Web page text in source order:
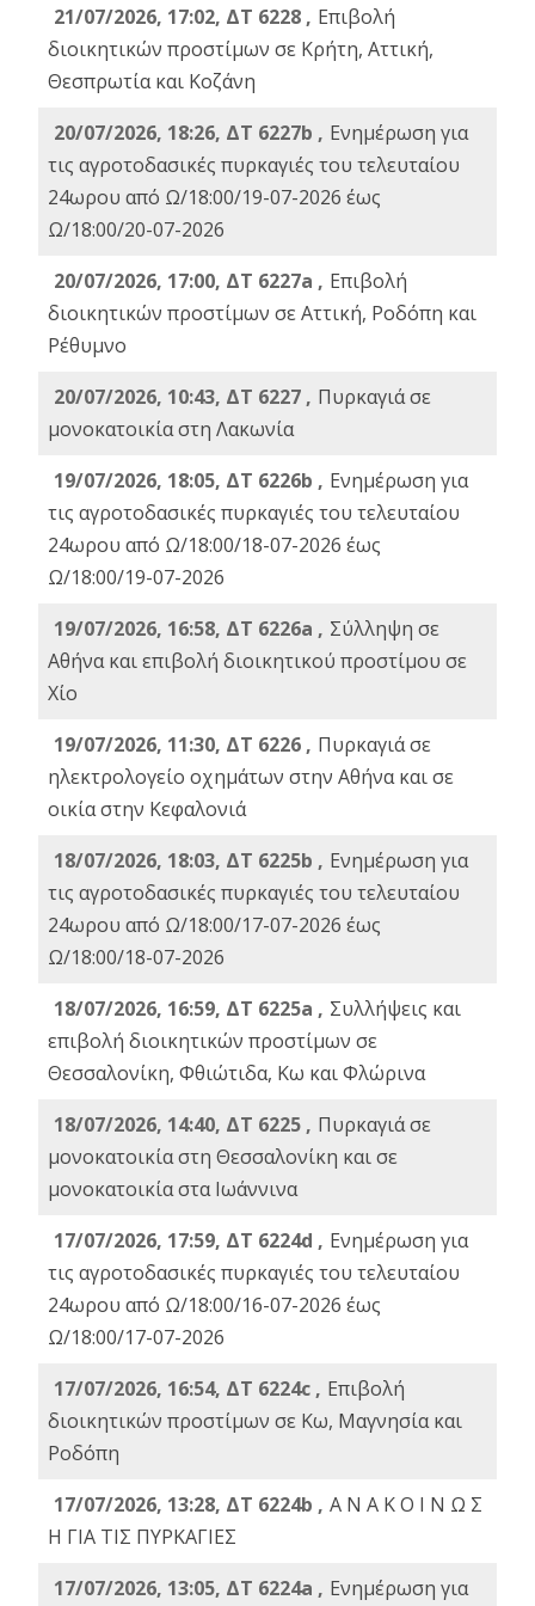
21/07/2026, 17:02, ΔΤ 6228 , Επιβολή
διοικητικών προστίμων σε Κρήτη, Αττική,
Θεσπρωτία και Κοζάνη
20/07/2026, 18:26, ΔΤ 6227b , Ενημέρωση για
τις αγροτοδασικές πυρκαγιές του τελευταίου
24ωρου από Ω/18:00/19-07-2026 έως
Ω/18:00/20-07-2026
20/07/2026, 17:00, ΔΤ 6227a , Επιβολή
διοικητικών προστίμων σε Αττική, Ροδόπη και
Ρέθυμνο
20/07/2026, 10:43, ΔΤ 6227 , Πυρκαγιά σε
μονοκατοικία στη Λακωνία
19/07/2026, 18:05, ΔΤ 6226b , Ενημέρωση για
τις αγροτοδασικές πυρκαγιές του τελευταίου
24ωρου από Ω/18:00/18-07-2026 έως
Ω/18:00/19-07-2026
19/07/2026, 16:58, ΔΤ 6226a , Σύλληψη σε
Αθήνα και επιβολή διοικητικού προστίμου σε
Χίο
19/07/2026, 11:30, ΔΤ 6226 , Πυρκαγιά σε
ηλεκτρολογείο οχημάτων στην Αθήνα και σε
οικία στην Κεφαλονιά
18/07/2026, 18:03, ΔΤ 6225b , Ενημέρωση για
τις αγροτοδασικές πυρκαγιές του τελευταίου
24ωρου από Ω/18:00/17-07-2026 έως
Ω/18:00/18-07-2026
18/07/2026, 16:59, ΔT 6225a , Συλλήψεις και
επιβολή διοικητικών προστίμων σε
Θεσσαλονίκη, Φθιώτιδα, Κω και Φλώρινα
18/07/2026, 14:40, ΔΤ 6225 , Πυρκαγιά σε
μονοκατοικία στη Θεσσαλονίκη και σε
μονοκατοικία στα Ιωάννινα
17/07/2026, 17:59, ΔΤ 6224d , Ενημέρωση για
τις αγροτοδασικές πυρκαγιές του τελευταίου
24ωρου από Ω/18:00/16-07-2026 έως
Ω/18:00/17-07-2026
17/07/2026, 16:54, ΔΤ 6224c , Επιβολή
διοικητικών προστίμων σε Κω, Μαγνησία και
Ροδόπη
17/07/2026, 13:28, ΔΤ 6224b , Α Ν Α Κ Ο Ι Ν Ω Σ
Η ΓΙΑ ΤΙΣ ΠΥΡΚΑΓΙΕΣ
17/07/2026, 13:05, ΔΤ 6224a , Ενημέρωση για